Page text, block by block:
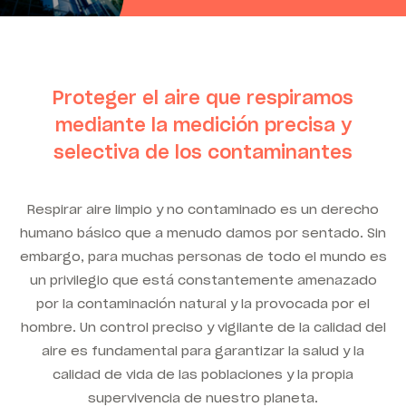
Proteger el aire que respiramos
mediante la medición precisa y
selectiva de los contaminantes
Respirar aire limpio y no contaminado es un derecho
humano básico que a menudo damos por sentado. Sin
embargo, para muchas personas de todo el mundo es
un privilegio que está constantemente amenazado
por la contaminación natural y la provocada por el
hombre. Un control preciso y vigilante de la calidad del
aire es fundamental para garantizar la salud y la
calidad de vida de las poblaciones y la propia
supervivencia de nuestro planeta.